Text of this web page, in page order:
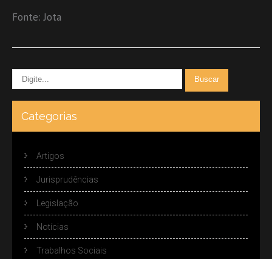
Fonte: Jota
Categorias
Artigos
Jurisprudências
Legislação
Notícias
Trabalhos Sociais